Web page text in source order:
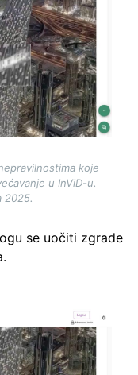
koje
u InViD-u.
2025.
se uočiti zgrade